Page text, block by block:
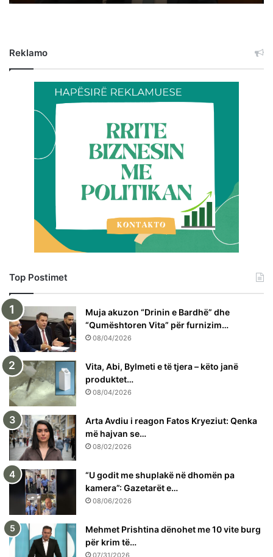
Reklamo
Top Postimet
Muja akuzon “Drinin e Bardhë” dhe
“Qumështoren Vita” për furnizim…
08/04/2026
Vita, Abi, Bylmeti e të tjera – këto janë
produktet…
08/04/2026
Arta Avdiu i reagon Fatos Kryeziut: Qenka
më hajvan se…
08/02/2026
“U godit me shuplakë në dhomën pa
kamera”: Gazetarët e…
08/06/2026
Mehmet Prishtina dënohet me 10 vite burg
për krim të…